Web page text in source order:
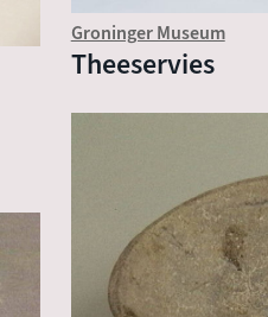
Groninger Museum
Theeservies